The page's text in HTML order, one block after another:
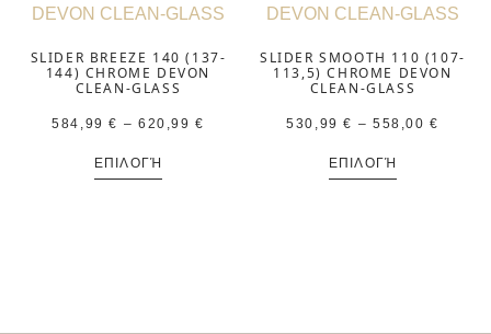
SLIDER BREEZE 140 (137-
144) CHROME DEVON
CLEAN-GLASS
584,99€ – 620,99€
ΕΠΙΛΟΓΉ
SLIDER SMOOTH 110 (107-
113,5) CHROME DEVON
CLEAN-GLASS
530,99€ – 558,00€
ΕΠΙΛΟΓΉ